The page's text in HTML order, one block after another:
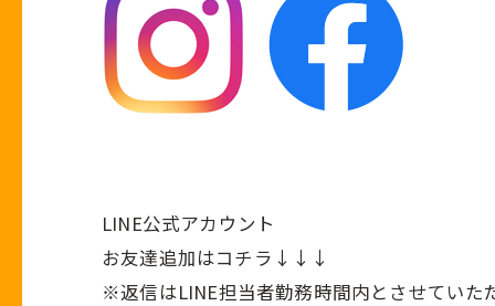
LINE公式アカウント
お友達追加はコチラ↓↓↓
※返信はLINE担当者勤務時間内とさせていた